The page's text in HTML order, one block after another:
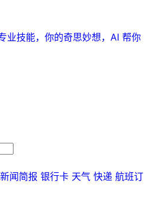
业技能，你的奇思妙想，AI 帮你
闻简报 银行卡 天气 快递 航班订